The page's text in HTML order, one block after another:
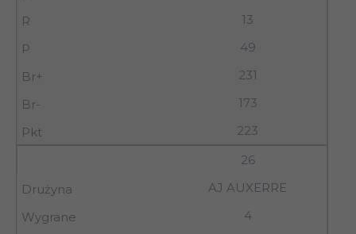
13
49
231
173
223
26
AJ AUXERRE
4